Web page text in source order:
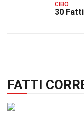
CIBO
30
FATTI